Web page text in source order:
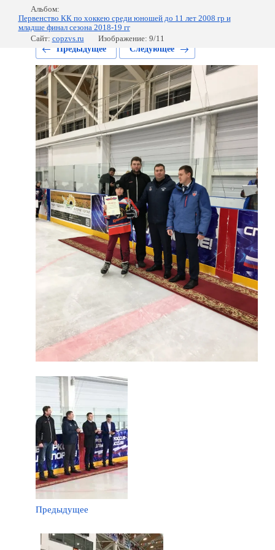
Альбом:
Первенство КК по хоккею среди юношей до 11 лет 2008 гр и
младше финал сезона 2018-19 гг
Сайт: copzvs.ru
Изображение: 9/11
Предыдущее
Следующее
Предыдущее